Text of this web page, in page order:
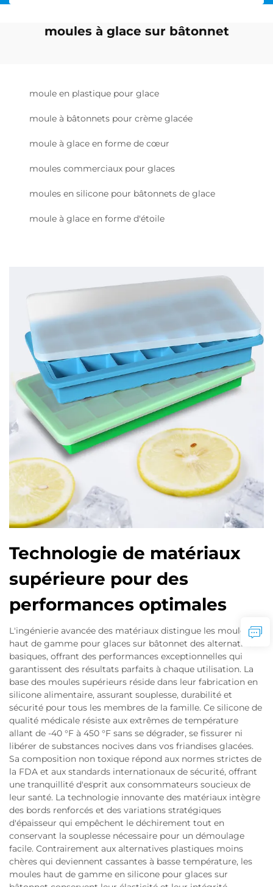
moules à glace sur bâtonnet
moule en plastique pour glace
moule à bâtonnets pour crème glacée
moule à glace en forme de cœur
moules commerciaux pour glaces
moules en silicone pour bâtonnets de glace
moule à glace en forme d'étoile
Technologie de matériaux
supérieure pour des
performances optimales
L'ingénierie avancée des matériaux distingue les moules
haut de gamme pour glaces sur bâtonnet des alternatives
basiques, offrant des performances exceptionnelles qui
garantissent des résultats parfaits à chaque utilisation. La
base des moules supérieurs réside dans leur fabrication en
silicone alimentaire, assurant souplesse, durabilité et
sécurité pour tous les membres de la famille. Ce silicone de
qualité médicale résiste aux extrêmes de température
allant de -40 °F à 450 °F sans se dégrader, se fissurer ni
libérer de substances nocives dans vos friandises glacées.
Sa composition non toxique répond aux normes strictes de
la FDA et aux standards internationaux de sécurité, offrant
une tranquillité d'esprit aux consommateurs soucieux de
leur santé. La technologie innovante des matériaux intègre
des bords renforcés et des variations stratégiques
d'épaisseur qui empêchent le déchirement tout en
conservant la souplesse nécessaire pour un démoulage
facile. Contrairement aux alternatives plastiques moins
chères qui deviennent cassantes à basse température, les
moules haut de gamme en silicone pour glaces sur